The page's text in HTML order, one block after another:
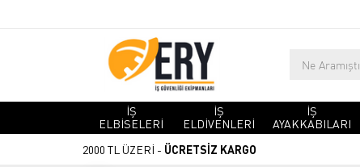
İŞ
ELBİSELERİ
İŞ
ELDİVENLERİ
İŞ
AYAKKABILARI
2000 TL ÜZERİ - ÜCRETSİZ KARGO